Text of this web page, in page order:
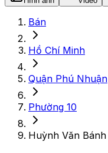
Bán
Hồ Chí Minh
Quận Phú Nhuận
Phường 10
Huỳnh Văn Bánh